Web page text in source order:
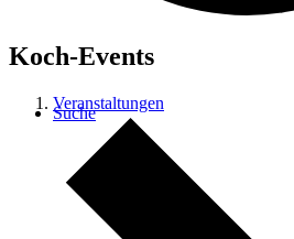
Suche
Koch-Events
Veranstaltungen